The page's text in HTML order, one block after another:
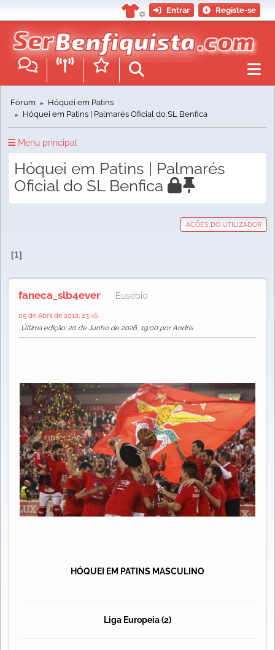
Entrar Registe-se
Fórum ► Hóquei em Patins
► Hóquei em Patins | Palmarés Oficial do SL Benfica
Menu principal
Hóquei em Patins | Palmarés
Oficial do SL Benfica
AÇÕES DO UTILIZADOR
1
faneca_slb4ever Eusébio
05 de Abril de 2012, 23:46
Última edição: 20 de Junho de 2026, 19:00 por Andris
HÓQUEI EM PATINS MASCULINO
Liga Europeia (2)